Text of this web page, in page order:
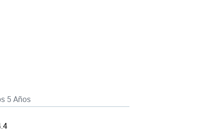
5 Años